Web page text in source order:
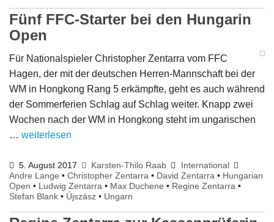
Fünf FFC-Starter bei den Hungarin
Open
Für Nationalspieler Christopher Zentarra vom FFC
Hagen, der mit der deutschen Herren-Mannschaft bei der
WM in Hongkong Rang 5 erkämpfte, geht es auch während
der Sommerferien Schlag auf Schlag weiter. Knapp zwei
Wochen nach der WM in Hongkong steht im ungarischen
… weiterlesen
5. August 2017 Karsten-Thilo Raab
International
Andre Lange • Christopher Zentarra • David Zentarra • Hungarian
Open • Ludwig Zentarra • Max Duchene • Regine Zentarra •
Stefan Blank • Újszász • Ungarn